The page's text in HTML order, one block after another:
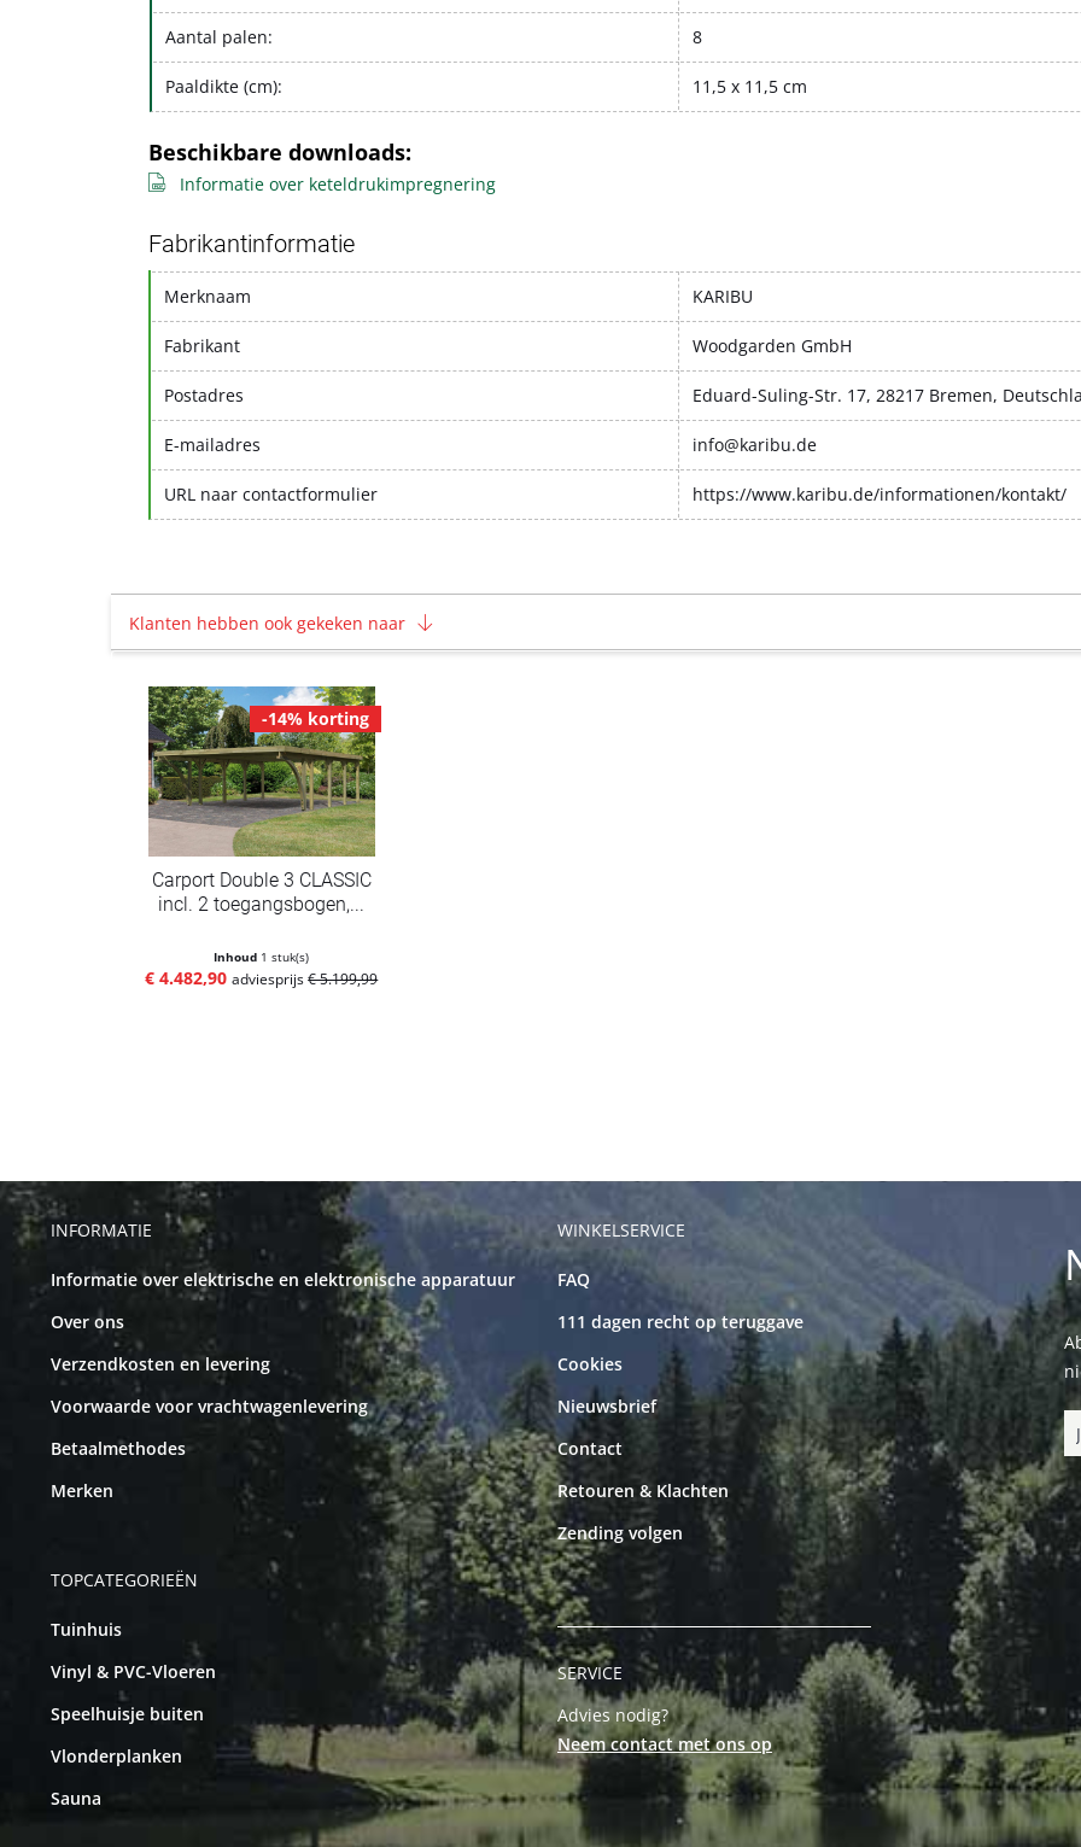
Aantal palen: 8
Paaldikte (cm): 11,5 x 11,5 cm
Beschikbare downloads:
Informatie over keteldrukimpregnering
Fabrikantinformatie
Merknaam KARIBU
Fabrikant Woodgarden GmbH
Postadres Eduard-Suling-Str. 17, 28217 Bremen,
E-mailadres info@karibu.de
URL naar contactformulier https://www.karibu.de/informationen/kontakt/
Klanten hebben ook gekeken naar
-14% korting
Carport Double 3 CLASSIC
incl. 2 toegangsbogen,...
Inhoud 1 stuk(s)
€ 4.482,90 adviesprijs€ 5.199,99
INFORMATIE
Informatie over elektrische en elektronische apparatuur
Over ons
Verzendkosten en levering
Voorwaarde voor vrachtwagenlevering
Betaalmethodes
Merken
TOPCATEGORIEËN
Tuinhuis
Vinyl & PVC-Vloeren
Speelhuisje buiten
Vlonderplanken
Sauna
WINKELSERVICE
FAQ
111 dagen recht op teruggave
Cookies
Nieuwsbrief
Contact
Retouren & Klachten
Zending volgen
SERVICE
Advies nodig?
Neem contact met ons op